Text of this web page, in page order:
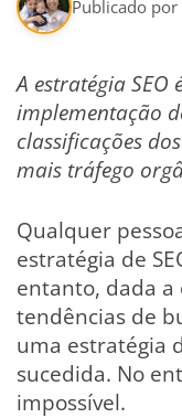
Publicado por
A estratégia SEO
implementação
classificações
mais tráfego
Qualquer
estratégia de
entanto, dada
tendências de
uma estratégia
sucedida. No
impossível.